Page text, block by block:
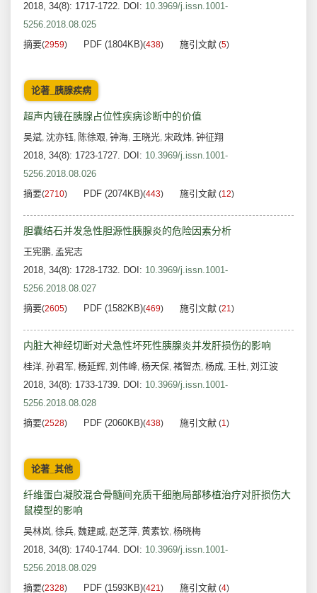
2018, 34(8): 1717-1722. DOI: 10.3969/j.issn.1001-
5256.2018.08.025
摘要(2959) PDF (1804KB)(438) 施引文献 (5)
论著_胰腺疾病
超声内镜在胰腺占位性疾病诊断中的价值
吴斌, 沈亦钰, 陈徐艰, 钟海, 王晓光, 宋政炜, 钟征翔
2018, 34(8): 1723-1727. DOI: 10.3969/j.issn.1001-
5256.2018.08.026
摘要(2710) PDF (2074KB)(443) 施引文献 (12)
胆囊结石并发急性胆源性胰腺炎的危险因素分析
王宪鹏, 孟宪志
2018, 34(8): 1728-1732. DOI: 10.3969/j.issn.1001-
5256.2018.08.027
摘要(2605) PDF (1582KB)(469) 施引文献 (21)
内脏大神经切断对犬急性坏死性胰腺炎并发肝损伤的影响
桂洋, 孙君军, 杨延辉, 刘伟峰, 杨天保, 褚智杰, 杨成, 王杜, 刘江波
2018, 34(8): 1733-1739. DOI: 10.3969/j.issn.1001-
5256.2018.08.028
摘要(2528) PDF (2060KB)(438) 施引文献 (1)
论著_其他
纤维蛋白凝胶混合骨髓间充质干细胞局部移植治疗对肝损伤大
鼠模型的影响
吴林岚, 徐兵, 魏建威, 赵芝萍, 黄素钦, 杨晓梅
2018, 34(8): 1740-1744. DOI: 10.3969/j.issn.1001-
5256.2018.08.029
摘要(2328) PDF (1593KB)(421) 施引文献 (4)